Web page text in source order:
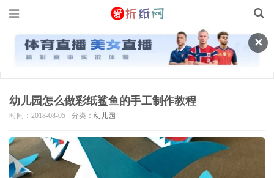
✕
幼儿园怎么做彩纸鲨鱼的手工制作教程
时间：2018-08-05 分类： 幼儿园